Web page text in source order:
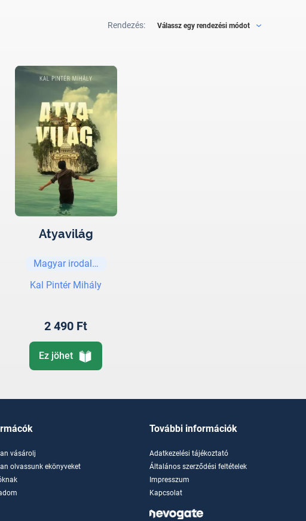
Rendezés: Válassz egy rendezési módot
Atyavilág
Magyar irodalom
Kal Pintér Mihály
2 490 Ft
Ez jöhet
vásárolj
olvassunk ekönyveket
További információk
Adatkezelési tájékoztató
Általános szerződési feltételek
Impresszum
Kapcsolat